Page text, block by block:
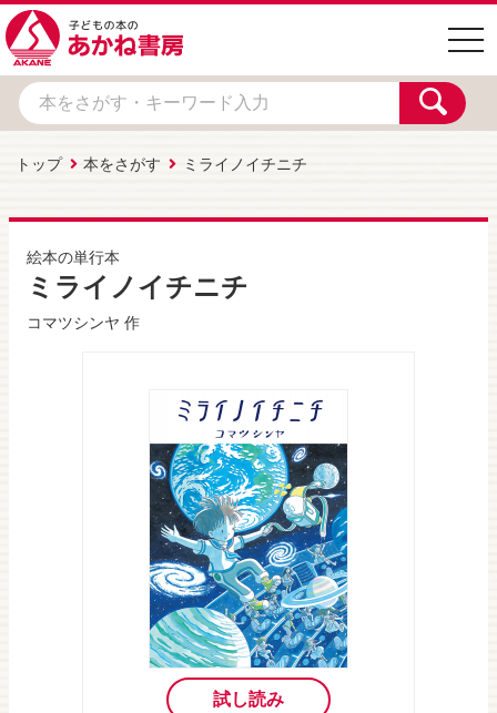
トップ 本をさがす ミライノイチニチ
絵本の単行本
ミライノイチニチ
コマツシンヤ 作
試し読み